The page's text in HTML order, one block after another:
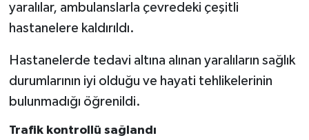
yaralılar, ambulanslarla çevredeki çeşitli
hastanelere kaldırıldı.
Hastanelerde tedavi altına alınan yaralıların sağlık
durumlarının iyi olduğu ve hayati tehlikelerinin
bulunmadığı öğrenildi.
Trafik kontrollü sağlandı